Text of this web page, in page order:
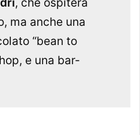
, che ospiterà
ma anche una
“bean to
e una bar-